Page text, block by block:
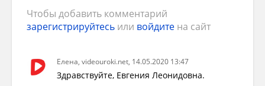
Чтобы добавить комментарий
зарегистрируйтесь или войдите на сайт
Елена, videouroki.net, 14.05.2020 13:47
Здравствуйте, Евгения Леонидовна.